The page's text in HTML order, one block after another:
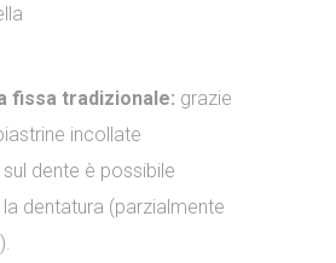
fissa tradizionale: grazie
incollate
dente è possibile
dentatura (parzialmente